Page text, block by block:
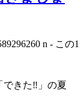
できた‼︎」の夏